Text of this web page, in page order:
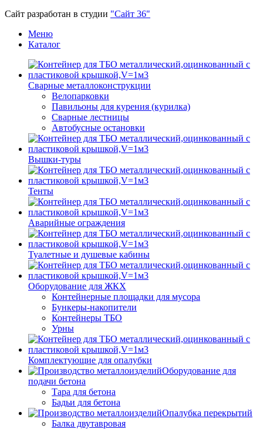
Сайт разработан в студии "Сайт 36"
Меню
Каталог
Сварные металлоконструкции
Велопарковки
Павильоны для курения (курилка)
Сварные лестницы
Автобусные остановки
Вышки-туры
Тенты
Аварийные ограждения
Туалетные и душевые кабины
Оборудование для ЖКХ
Контейнерные площадки для мусора
Бункеры-накопители
Контейнеры ТБО
Урны
Комплектующие для опалубки
Оборудование для
подачи бетона
Тара для бетона
Бадьи для бетона
Опалубка перекрытий
Балка двутавровая